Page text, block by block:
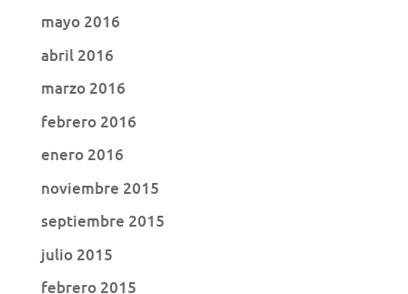
mayo 2016
abril 2016
marzo 2016
febrero 2016
enero 2016
noviembre 2015
septiembre 2015
julio 2015
febrero 2015